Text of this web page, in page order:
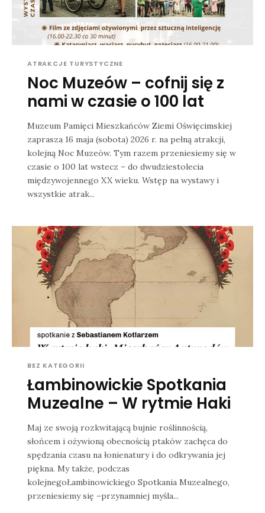
ATRAKCJE TURYSTYCZNE
Noc Muzeów – cofnij się z
nami w czasie o 100 lat
Muzeum Pamięci Mieszkańców Ziemi Oświęcimskiej
zaprasza 16 maja (sobota) 2026 r. na pełną atrakcji,
kolejną Noc Muzeów. Tym razem przeniesiemy się w
czasie o 100 lat wstecz – do dwudziestolecia
międzywojennego XX wieku. Wstęp na wystawy i
wszystkie atrak...
BEZ KATEGORII
Łambinowickie Spotkania
Muzealne – W rytmie Haki
Maj ze swoją rozkwitającą bujnie roślinnością,
słońcem i ożywioną obecnością ptaków zachęca do
spędzania czasu na łonienatury i do odkrywania jej
piękna. My także, podczas
kolejnegoŁambinowickiego Spotkania Muzealnego,
przeniesiemy się –przynamniej myśla...